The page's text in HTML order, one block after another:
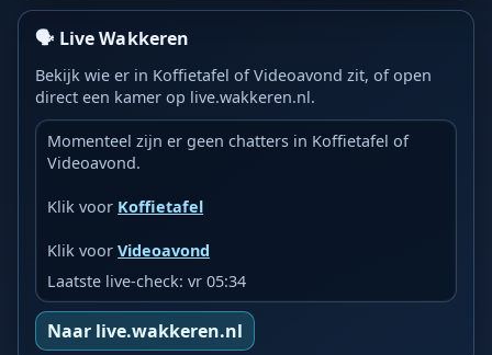
🗣️ Live Wakkeren
Bekijk wie er in Koffietafel of Videoavond zit, of open
direct een kamer op live.wakkeren.nl.
Momenteel zijn er geen chatters in Koffietafel of
Videoavond.
Klik voor Koffietafel
Klik voorVideoavond
Laatste live-check: vr 05:34
Naar live.wakkeren.nl